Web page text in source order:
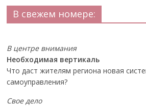
В свежем номере:
В центре внимания
Необходимая вертикаль
Что даст жителям региона новая
самоуправления?
Свое дело